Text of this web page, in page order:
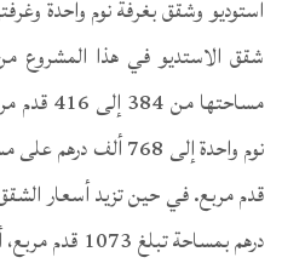
استوديو وشقق بغرفة نوم واحدة
مساحتها
درهم بمساحة